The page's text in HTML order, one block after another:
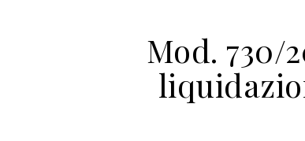
Mod. 730/